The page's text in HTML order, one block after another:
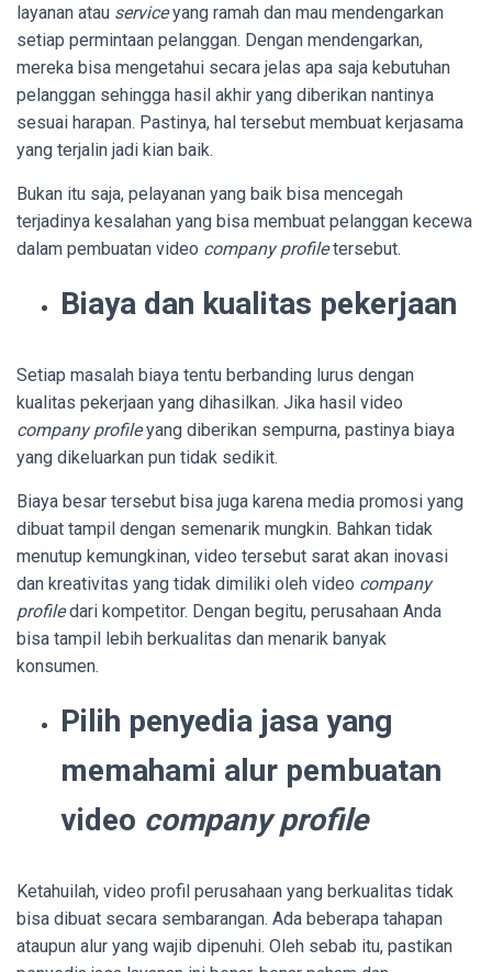
layanan atau serviceyang ramah dan mau mendengarkan
setiap permintaan pelanggan. Dengan mendengarkan,
mereka bisa mengetahui secara jelas apa saja kebutuhan
pelanggan sehingga hasil akhir yang diberikan nantinya
sesuai harapan. Pastinya, hal tersebut membuat kerjasama
yang terjalin jadi kian baik.
Bukan itu saja, pelayanan yang baik bisa mencegah
terjadinya kesalahan yang bisa membuat pelanggan kecewa
dalam pembuatan video company profiletersebut.
Biaya dan kualitas pekerjaan
Setiap masalah biaya tentu berbanding lurus dengan
kualitas pekerjaan yang dihasilkan. Jika hasil video
company profileyang diberikan sempurna, pastinya biaya
yang dikeluarkan pun tidak sedikit.
Biaya besar tersebut bisa juga karena media promosi yang
dibuat tampil dengan semenarik mungkin. Bahkan tidak
menutup kemungkinan, video tersebut sarat akan inovasi
dan kreativitas yang tidak dimiliki oleh video company
profiledari kompetitor. Dengan begitu, perusahaan Anda
bisa tampil lebih berkualitas dan menarik banyak
konsumen.
Pilih penyedia jasa yang
memahami alur pembuatan
video company profile
Ketahuilah, video profil perusahaan yang berkualitas tidak
bisa dibuat secara sembarangan. Ada beberapa tahapan
ataupun alur yang wajib dipenuhi. Oleh sebab itu, pastikan